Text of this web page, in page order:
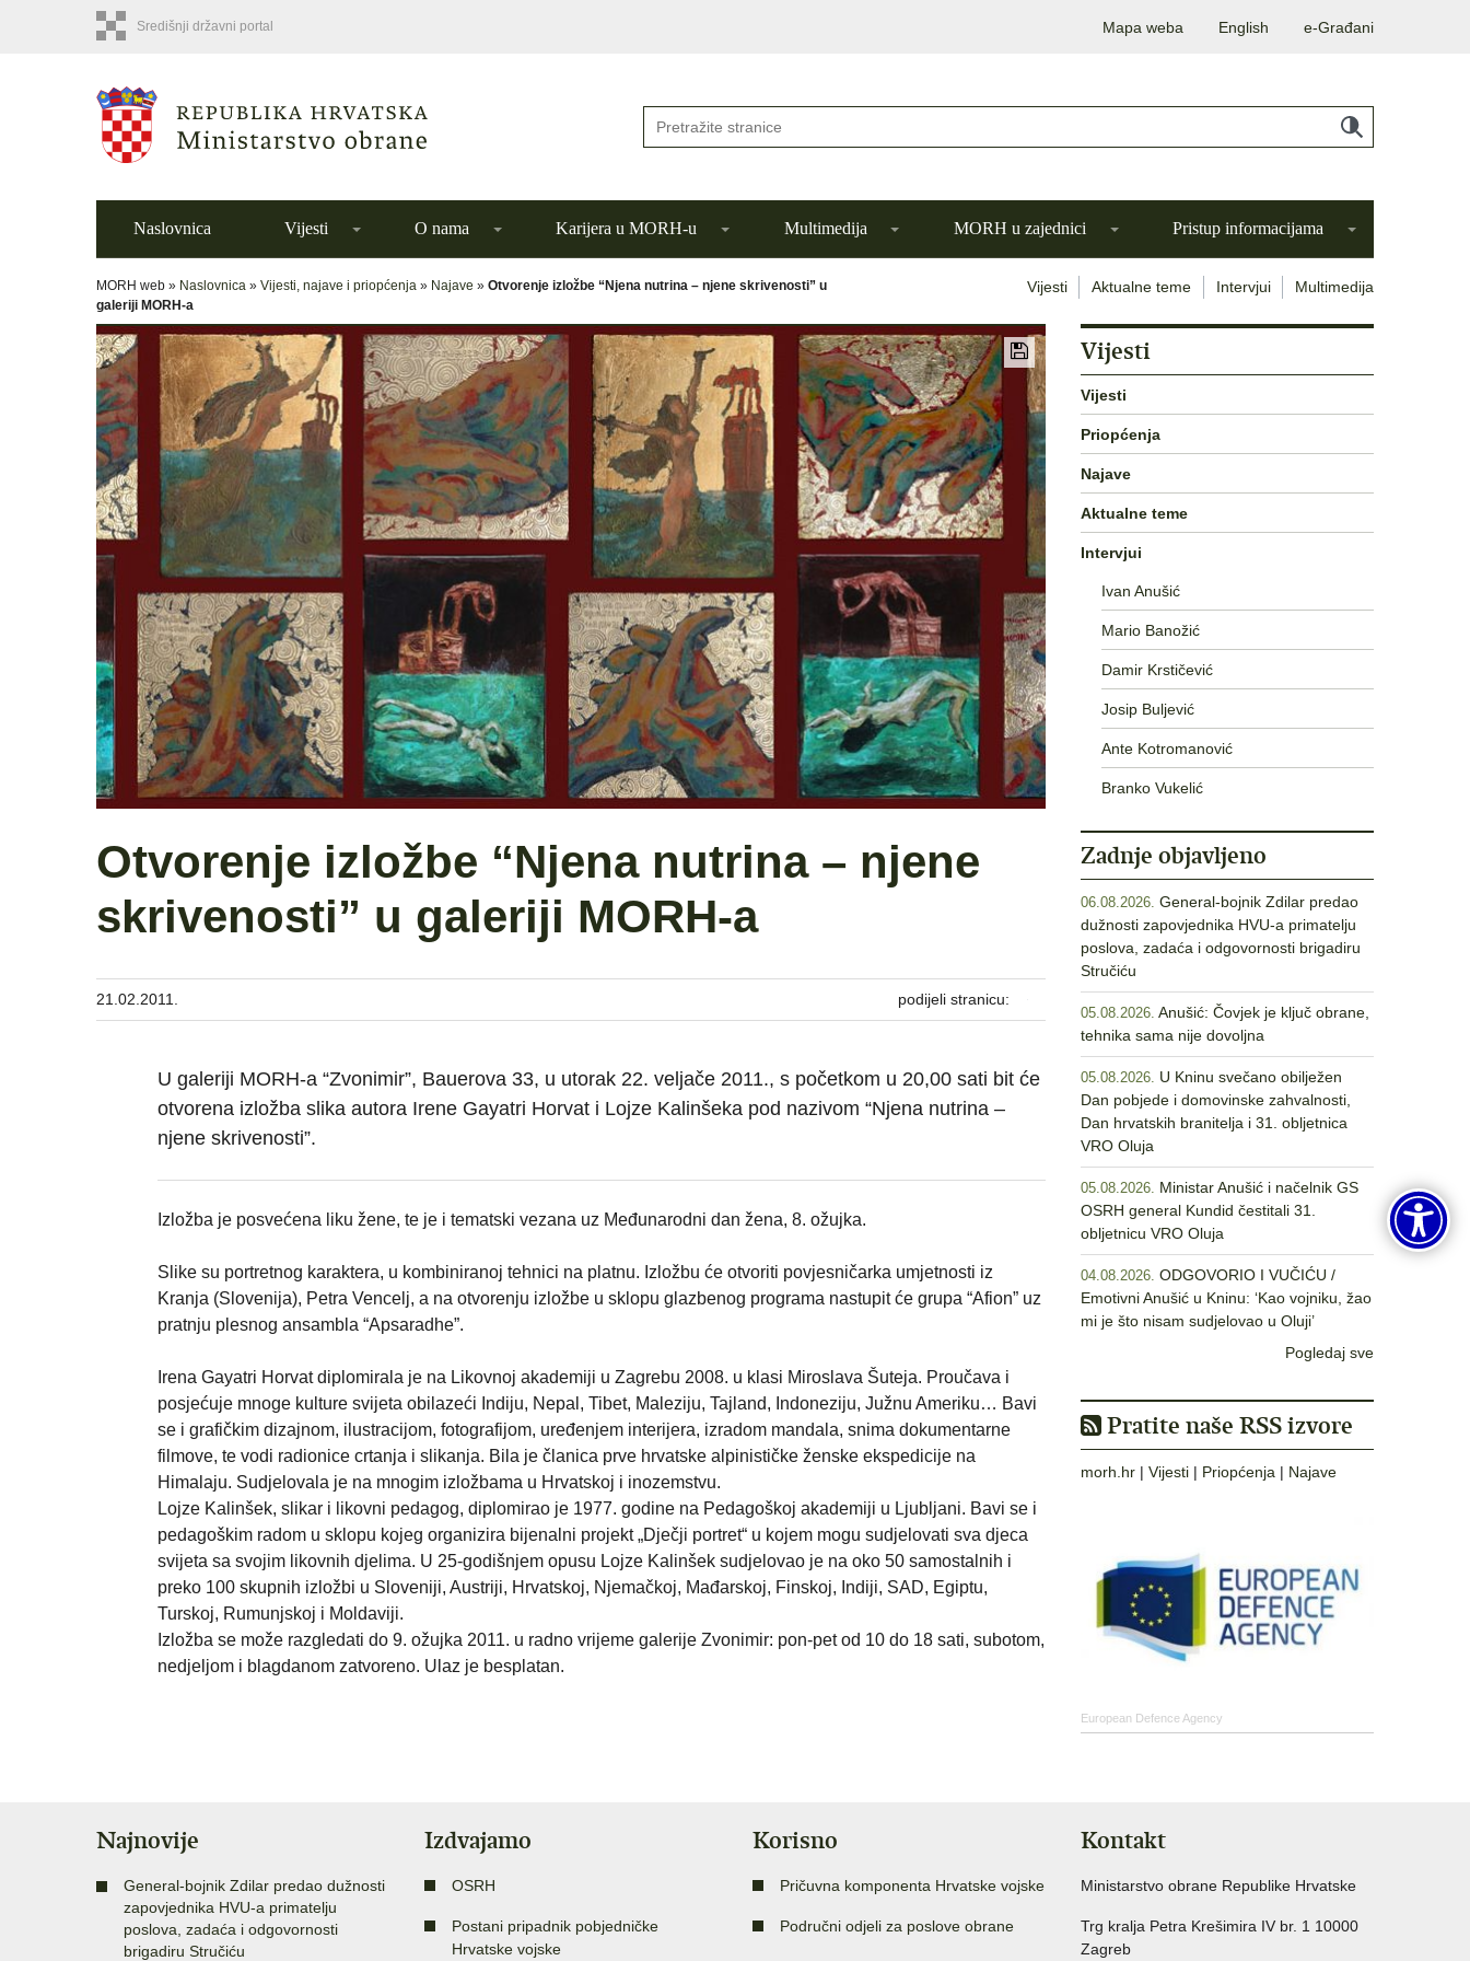
Središnji državni portal Mapa weba English e-Građani
Naslovnica Vijesti O nama Karijera u MORH-u Multimedija MORH u zajednici Pristup informacijama
MORH web » Naslovnica » Vijesti, najave i priopćenja » Najave » Otvorenje izložbe “Njena nutrina – njene skrivenosti” u
galeriji MORH-a
Vijesti Aktualne teme Intervjui Multimedija
Otvorenje izložbe “Njena nutrina – njene
skrivenosti” u galeriji MORH-a
21.02.2011. podijeli stranicu:
U galeriji MORH-a “Zvonimir”, Bauerova 33, u utorak 22. veljače 2011., s početkom u 20,00 sati bit će
otvorena izložba slika autora Irene Gayatri Horvat i Lojze Kalinšeka pod nazivom “Njena nutrina –
njene skrivenosti”.
Izložba je posvećena liku žene, te je i tematski vezana uz Međunarodni dan žena, 8. ožujka.
Slike su portretnog karaktera, u kombiniranoj tehnici na platnu. Izložbu će otvoriti povjesničarka umjetnosti iz
Kranja (Slovenija), Petra Vencelj, a na otvorenju izložbe u sklopu glazbenog programa nastupit će grupa “Afion” uz
pratnju plesnog ansambla “Apsaradhe”.
Irena Gayatri Horvat diplomirala je na Likovnoj akademiji u Zagrebu 2008. u klasi Miroslava Šuteja. Proučava i
posjećuje mnoge kulture svijeta obilazeći Indiju, Nepal, Tibet, Maleziju, Tajland, Indoneziju, Južnu Ameriku… Bavi
se i grafičkim dizajnom, ilustracijom, fotografijom, uređenjem interijera, izradom mandala, snima dokumentarne
filmove, te vodi radionice crtanja i slikanja. Bila je članica prve hrvatske alpinističke ženske ekspedicije na
Himalaju. Sudjelovala je na mnogim izložbama u Hrvatskoj i inozemstvu.
Lojze Kalinšek, slikar i likovni pedagog, diplomirao je 1977. godine na Pedagoškoj akademiji u Ljubljani. Bavi se i
pedagoškim radom u sklopu kojeg organizira bijenalni projekt „Dječji portret“ u kojem mogu sudjelovati sva djeca
svijeta sa svojim likovnih djelima. U 25-godišnjem opusu Lojze Kalinšek sudjelovao je na oko 50 samostalnih i
preko 100 skupnih izložbi u Sloveniji, Austriji, Hrvatskoj, Njemačkoj, Mađarskoj, Finskoj, Indiji, SAD, Egiptu,
Turskoj, Rumunjskoj i Moldaviji.
Izložba se može razgledati do 9. ožujka 2011. u radno vrijeme galerije Zvonimir: pon-pet od 10 do 18 sati, subotom,
nedjeljom i blagdanom zatvoreno. Ulaz je besplatan.
Vijesti
Vijesti
Priopćenja
Najave
Aktualne teme
Intervjui
Ivan Anušić
Mario Banožić
Damir Krstičević
Josip Buljević
Ante Kotromanović
Branko Vukelić
Zadnje objavljeno
06.08.2026. General-bojnik Zdilar predao
dužnosti zapovjednika HVU-a primatelju
poslova, zadaća i odgovornosti brigadiru
Stručiću
05.08.2026. Anušić: Čovjek je ključ obrane,
tehnika sama nije dovoljna
05.08.2026. U Kninu svečano obilježen
Dan pobjede i domovinske zahvalnosti,
Dan hrvatskih branitelja i 31. obljetnica
VRO Oluja
05.08.2026. Ministar Anušić i načelnik GS
OSRH general Kundid čestitali 31.
obljetnicu VRO Oluja
04.08.2026. ODGOVORIO I VUČIĆU /
Emotivni Anušić u Kninu: ‘Kao vojniku, žao
mi je što nisam sudjelovao u Oluji’
Pogledaj sve
Pratite naše RSS izvore
morh.hr | Vijesti | Priopćenja | Najave
European Defence Agency
Najnovije
General-bojnik Zdilar predao dužnosti
zapovjednika HVU-a primatelju
poslova, zadaća i odgovornosti
brigadiru Stručiću
Izdvajamo
OSRH
Postani pripadnik pobjedničke
Hrvatske vojske
Korisno
Pričuvna komponenta Hrvatske vojske
Područni odjeli za poslove obrane
Kontakt
Ministarstvo obrane Republike Hrvatske
Trg kralja Petra Krešimira IV br. 1 10000
Zagreb